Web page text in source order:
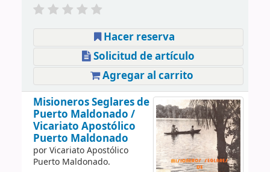
Hacer reserva
Solicitud de artículo
Agregar al carrito
Misioneros Seglares de
Puerto Maldonado /
Vicariato Apostólico
Puerto Maldonado
porVicariato Apostólico
Puerto Maldonado.